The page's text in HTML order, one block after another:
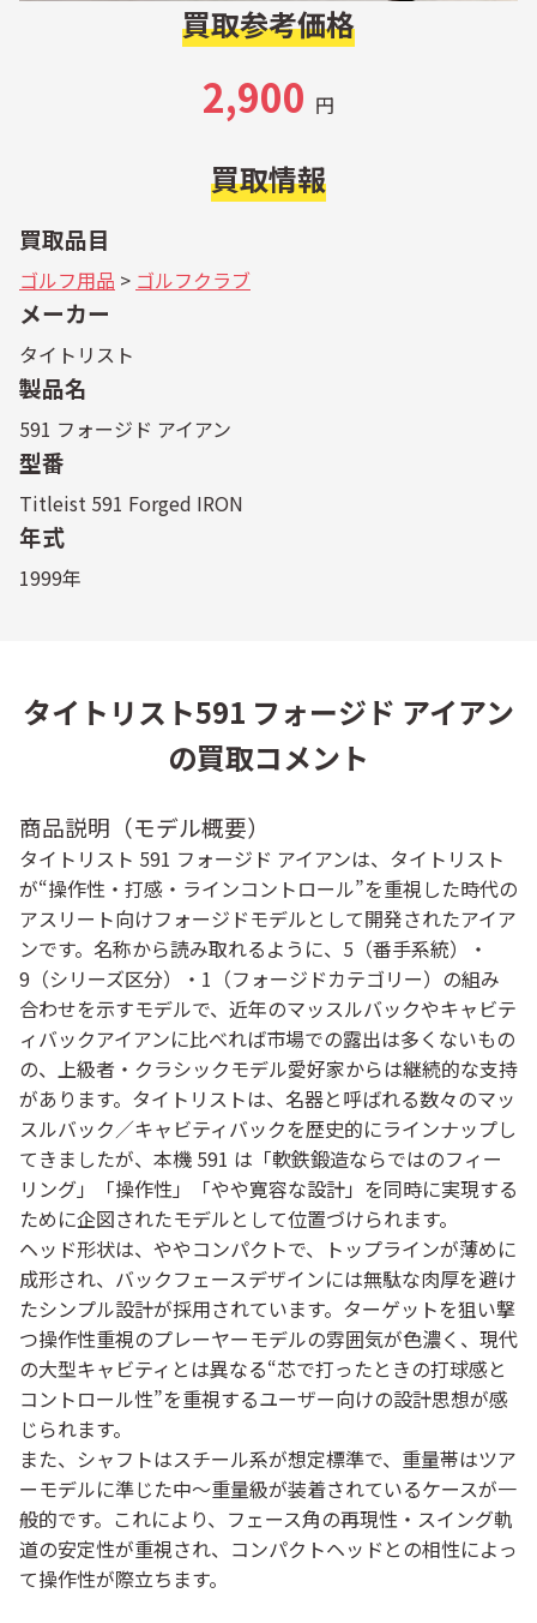
買取参考価格
2,900 円
買取情報
買取品目
ゴルフ用品 > ゴルフクラブ
メーカー
タイトリスト
製品名
591 フォージド アイアン
型番
Titleist 591 Forged IRON
年式
1999年
タイトリスト591 フォージド アイアン
の買取コメント
商品説明（モデル概要）
タイトリスト 591 フォージド アイアンは、タイトリスト
が“操作性・打感・ラインコントロール”を重視した時代の
アスリート向けフォージドモデルとして開発されたアイア
ンです。名称から読み取れるように、5（番手系統）・
9（シリーズ区分）・1（フォージドカテゴリー）の組み
合わせを示すモデルで、近年のマッスルバックやキャビテ
ィバックアイアンに比べれば市場での露出は多くないもの
の、上級者・クラシックモデル愛好家からは継続的な支持
があります。タイトリストは、名器と呼ばれる数々のマッ
スルバック／キャビティバックを歴史的にラインナップし
てきましたが、本機 591 は「軟鉄鍛造ならではのフィー
リング」「操作性」「やや寛容な設計」を同時に実現する
ために企図されたモデルとして位置づけられます。
ヘッド形状は、ややコンパクトで、トップラインが薄めに
成形され、バックフェースデザインには無駄な肉厚を避け
たシンプル設計が採用されています。ターゲットを狙い撃
つ操作性重視のプレーヤーモデルの雰囲気が色濃く、現代
の大型キャビティとは異なる“芯で打ったときの打球感と
コントロール性”を重視するユーザー向けの設計思想が感
じられます。
また、シャフトはスチール系が想定標準で、重量帯はツア
ーモデルに準じた中〜重量級が装着されているケースが一
般的です。これにより、フェース角の再現性・スイング軌
道の安定性が重視され、コンパクトヘッドとの相性によっ
て操作性が際立ちます。